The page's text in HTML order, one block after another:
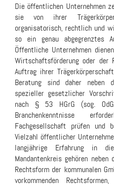
Die öffentlichen Unternehmen
sie von ihrer
organisatorisch, rechtlich und
so ein genau abgegrenztes
Öffentliche Unternehmen
Wirtschaftsförderung oder der
Auftrag ihrer
Beratung sind daher neben
spezieller gesetzlicher
nach § 53 HGrG (sog.
Branchenkenntnisse
Fachgesellschaft prüfen
Vielzahl öffentlicher
langjährige Erfahrung in
Mandantenkreis gehören
Rechtsform der kommunalen
vorkommenden